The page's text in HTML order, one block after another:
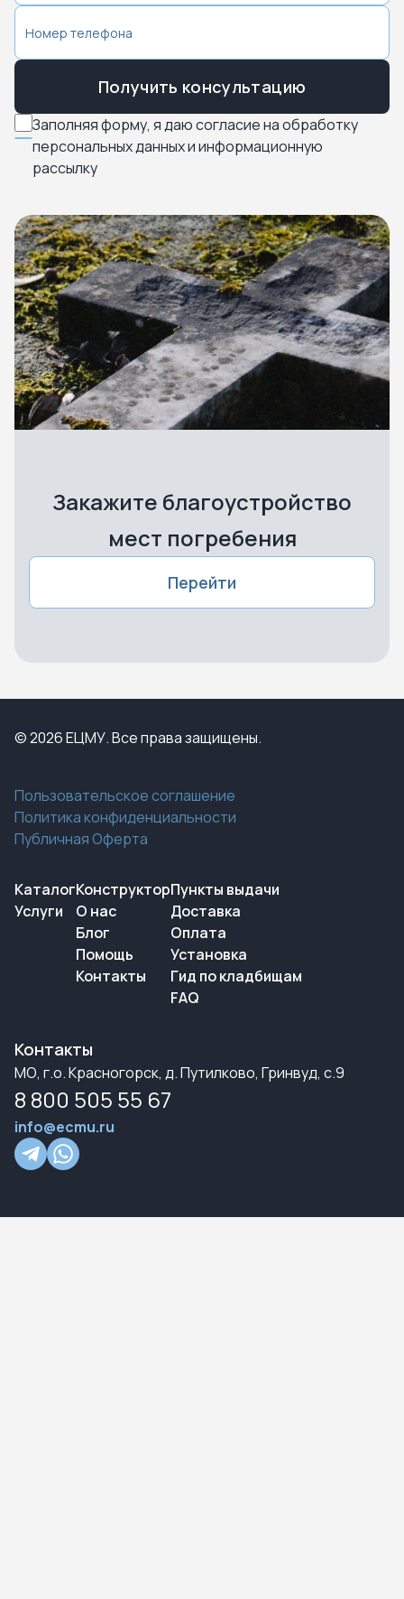
Заполняя форму, я даю согласие на обработку
персональных данных и информационную
рассылку
Получить консультацию
Закажите благоустройство
мест погребения
Перейти
© 2026 ЕЦМУ. Все права защищены.
Пользовательское соглашение
Политика конфиденциальности
Публичная Оферта
Каталог
Услуги
Конструктор
О нас
Блог
Помощь
Контакты
Пункты выдачи
Доставка
Оплата
Установка
Гид по кладбищам
FAQ
Контакты
МО, г.о. Красногорск, д. Путилково, Гринвуд, с.9
8 800 505 55 67
info@ecmu.ru